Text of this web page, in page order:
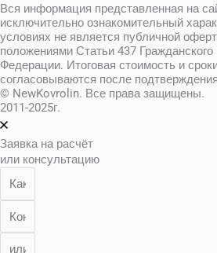
Вся информация представленная на
исключительно ознакомительный
условиях не является публичной
положениями Статьи 437 Гражданского
Федерации. Итоговая стоимость и
согласовываются после
© NewKovrolin. Все права защищены.
2011-2025г.
Заявка на расчёт
или консультацию